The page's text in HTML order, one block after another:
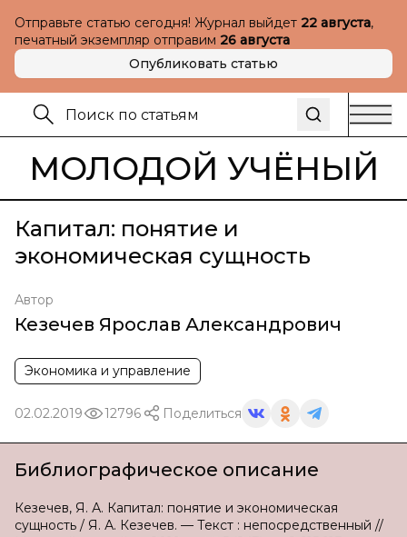
Отправьте статью сегодня! Журнал выйдет 22 августа,
печатный экземпляр отправим 26 августа
Опубликовать статью
МОЛОДОЙ УЧЁНЫЙ
Капитал: понятие и
экономическая сущность
Автор
Кезечев Ярослав Александрович
Экономика и управление
02.02.2019 12796 Поделиться
Библиографическое описание
Кезечев, Я. А. Капитал: понятие и экономическая
сущность / Я. А. Кезечев. — Текст : непосредственный //